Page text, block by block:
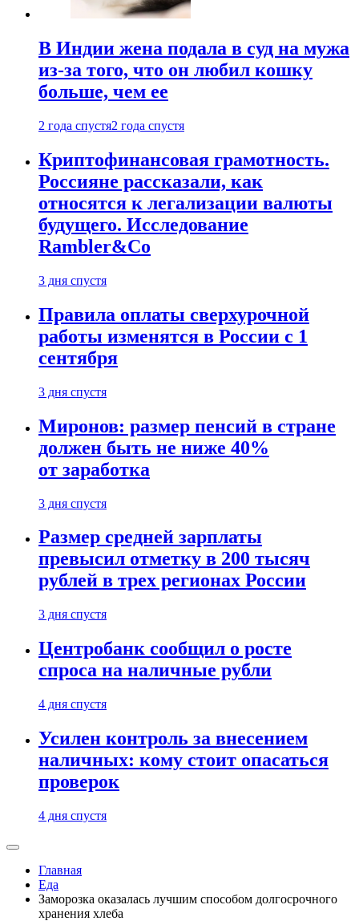
В Индии жена подала в суд на мужа
из-за того, что он любил кошку
больше, чем ее
2 года спустя2 года спустя
Криптофинансовая грамотность.
Россияне рассказали, как
относятся к легализации валюты
будущего. Исследование
Rambler&Co
3 дня спустя
Правила оплаты сверхурочной
работы изменятся в России с 1
сентября
3 дня спустя
Миронов: размер пенсий в стране
должен быть не ниже 40%
от заработка
3 дня спустя
Размер средней зарплаты
превысил отметку в 200 тысяч
рублей в трех регионах России
3 дня спустя
Центробанк сообщил о росте
спроса на наличные рубли
4 дня спустя
Усилен контроль за внесением
наличных: кому стоит опасаться
проверок
4 дня спустя
Главная
Еда
Заморозка оказалась лучшим способом долгосрочного
хранения хлеба